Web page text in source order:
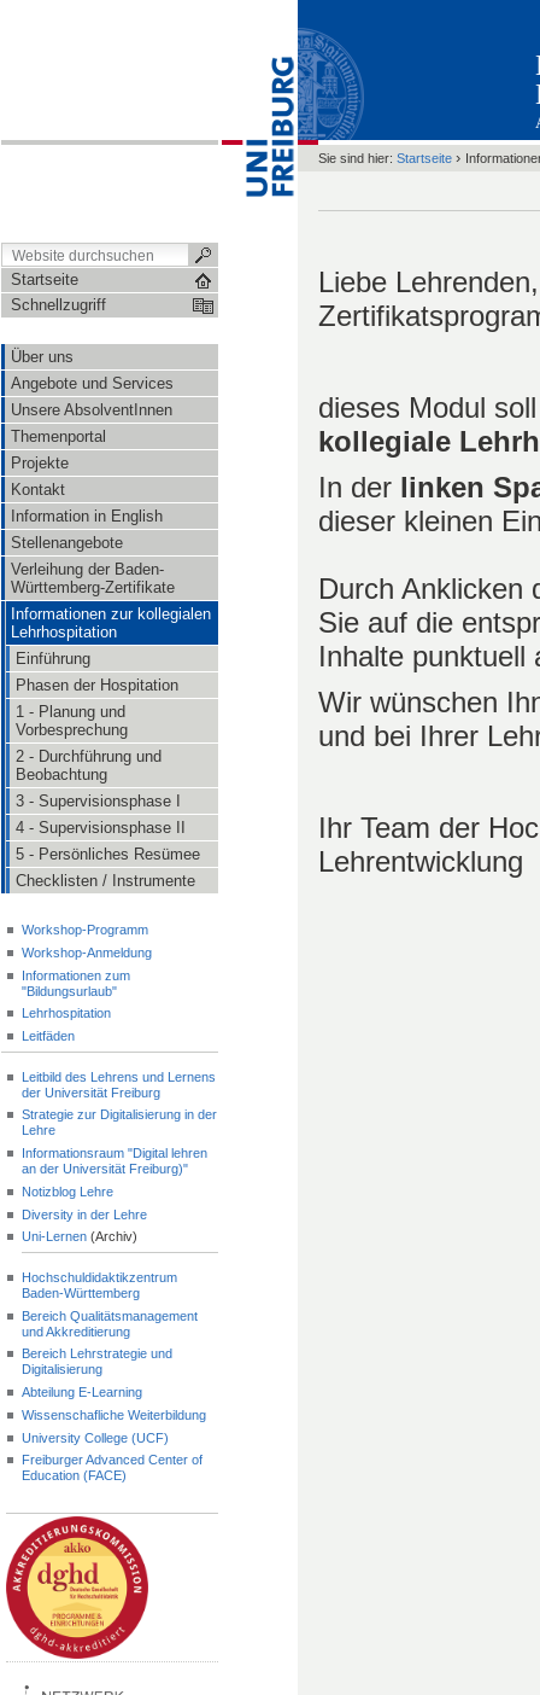
Startseite
Schnellzugriff
Über uns
Angebote und Services
Unsere AbsolventInnen
Themenportal
Projekte
Kontakt
Information in English
Stellenangebote
Verleihung der Baden-
Württemberg-Zertifikate
Informationen zur kollegialen
Lehrhospitation
Einführung
Phasen der Hospitation
1 - Planung und
Vorbesprechung
2 - Durchführung und
Beobachtung
3 - Supervisionsphase I
4 - Supervisionsphase II
5 - Persönliches Resümee
Checklisten / Instrumente
Workshop-Programm
Workshop-Anmeldung
Informationen zum
"Bildungsurlaub"
Lehrhospitation
Leitfäden
Leitbild des Lehrens und Lernens
der Universität Freiburg
Strategie zur Digitalisierung in der
Lehre
Informationsraum "Digital lehren
an der Universität Freiburg)"
Notizblog Lehre
Diversity in der Lehre
Uni-Lernen(Archiv)
Hochschuldidaktikzentrum
Baden-Württemberg
Bereich Qualitätsmanagement
und Akkreditierung
Bereich Lehrstrategie und
Digitalisierung
Abteilung E-Learning
Wissenschafliche Weiterbildung
University College (UCF)
Freiburger Advanced Center of
Education (FACE)
Sie sind hier: Startseite ›
Liebe
dieses Modul
kollegiale
In der linken
dieser kleinen
Durch Anklicken
Sie auf die
Inhalte punktuell
Wir wünschen
und bei Ihrer
Ihr Team der
Lehrentwicklung